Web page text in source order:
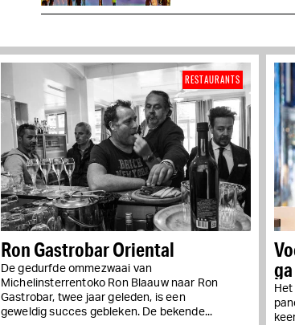
Ron Gastrobar Oriental
De gedurfde ommezwaai van
Michelinsterrentoko Ron Blaauw naar Ron
Gastrobar, twee jaar geleden, is een
geweldig succes gebleken. De bekende...
RESTAURANTS